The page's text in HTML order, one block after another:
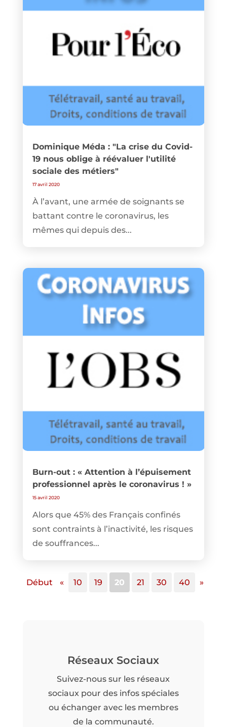
Dominique Méda : "La crise du Covid-
19 nous oblige à réévaluer l'utilité
sociale des métiers"
17 avril 2020
À l’avant, une armée de soignants se
battant contre le coronavirus, les
mêmes qui depuis des...
Burn-out : « Attention à l’épuisement
professionnel après le coronavirus ! »
15 avril 2020
Alors que 45% des Français confinés
sont contraints à l’inactivité, les risques
de souffrances...
Début « 10 19 20 21 30 40 »
Réseaux Sociaux
Suivez-nous sur les réseaux
sociaux pour des infos spéciales
ou échanger avec les membres
de la communauté.